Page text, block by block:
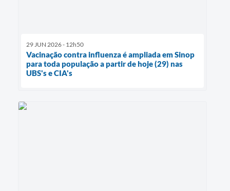
29 JUN 2026 - 12h50
Vacinação contra influenza é ampliada em Sinop
para toda população a partir de hoje (29) nas
UBS's e CIA's